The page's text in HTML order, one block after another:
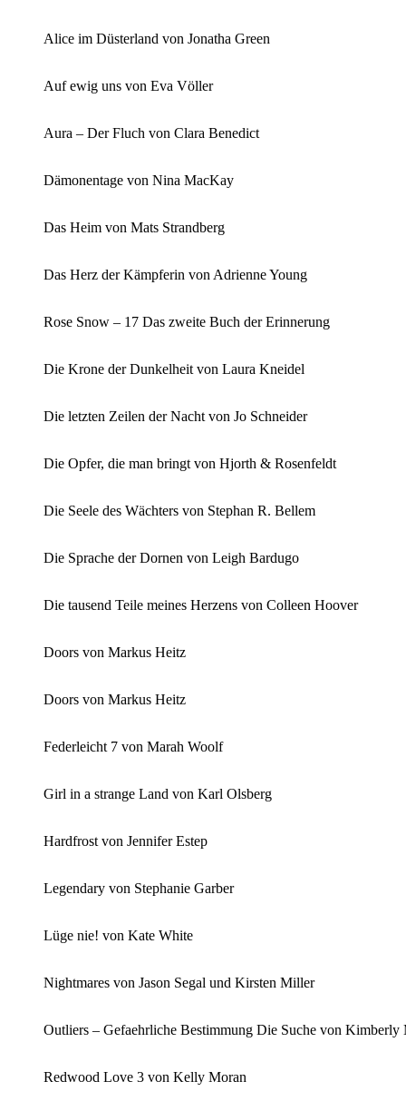
Alice im Düsterland von Jonatha Green
Auf ewig uns von Eva Völler
Aura – Der Fluch von Clara Benedict
Dämonentage von Nina MacKay
Das Heim von Mats Strandberg
Das Herz der Kämpferin von Adrienne Young
Rose Snow – 17 Das zweite Buch der Erinnerung
Die Krone der Dunkelheit von Laura Kneidel
Die letzten Zeilen der Nacht von Jo Schneider
Die Opfer, die man bringt von Hjorth & Rosenfeldt
Die Seele des Wächters von Stephan R. Bellem
Die Sprache der Dornen von Leigh Bardugo
Die tausend Teile meines Herzens von Colleen Hoover
Doors von Markus Heitz
Doors von Markus Heitz
Federleicht 7 von Marah Woolf
Girl in a strange Land von Karl Olsberg
Hardfrost von Jennifer Estep
Legendary von Stephanie Garber
Lüge nie! von Kate White
Nightmares von Jason Segal und Kirsten Miller
Outliers – Gefaehrliche Bestimmung Die Suche von Kimberly
Redwood Love 3 von Kelly Moran